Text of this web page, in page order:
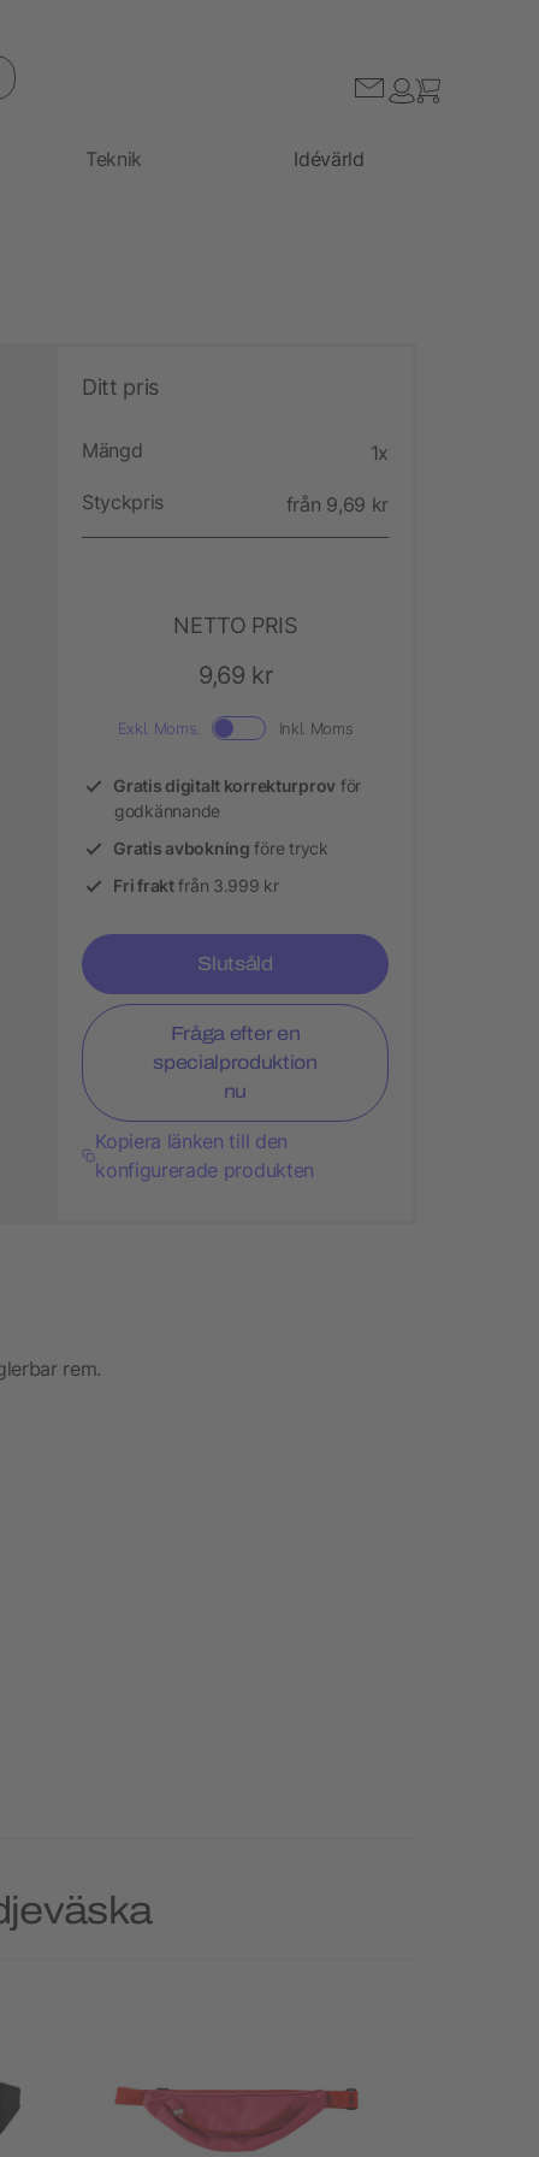
Teknik Idévärld
Ditt pris
Mängd 1x
Styckpris från 9,69 kr
NETTO PRIS
9,69 kr
Exkl. Moms. Inkl. Moms
Gratis digitalt korrekturprov för
godkännande
Gratis avbokning före tryck
Fri fraktfrån 3.999 kr
Slutsåld
Fråga efter en
specialproduktion
nu
Kopiera länken till den
konfigurerade produkten
rem.